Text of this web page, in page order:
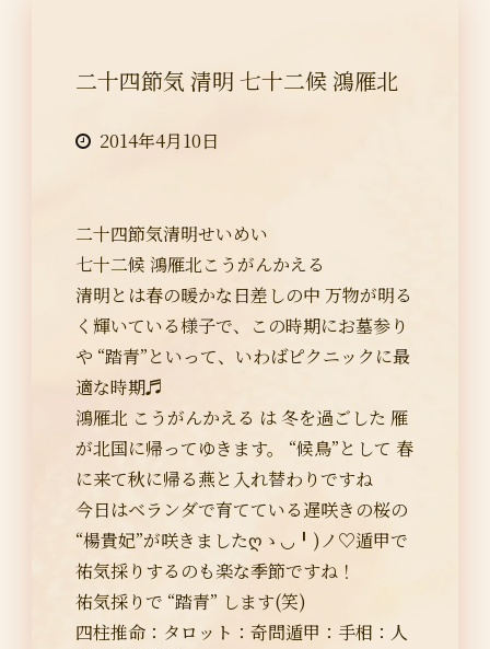
二十四節気 清明 七十二候 鴻雁北
2014年4月10日
二十四節気清明せいめい
七十二候 鴻雁北こうがんかえる
清明とは春の暖かな日差しの中 万物が明る
く輝いている様子で、この時期にお墓参り
や “踏青”といって、いわばピクニックに最
適な時期♬
鴻雁北 こうがんかえる は 冬を過ごした 雁
が北国に帰ってゆきます。 “候鳥”として 春
に来て秋に帰る燕と入れ替わりですね
今日はベランダで育てている遅咲きの桜の
“楊貴妃”が咲きましたღゝ◡╹)ノ♡遁甲で
祐気採りするのも楽な季節ですね！
祐気採りで “踏青” します(笑)
四柱推命：タロット：奇問遁甲：手相：人